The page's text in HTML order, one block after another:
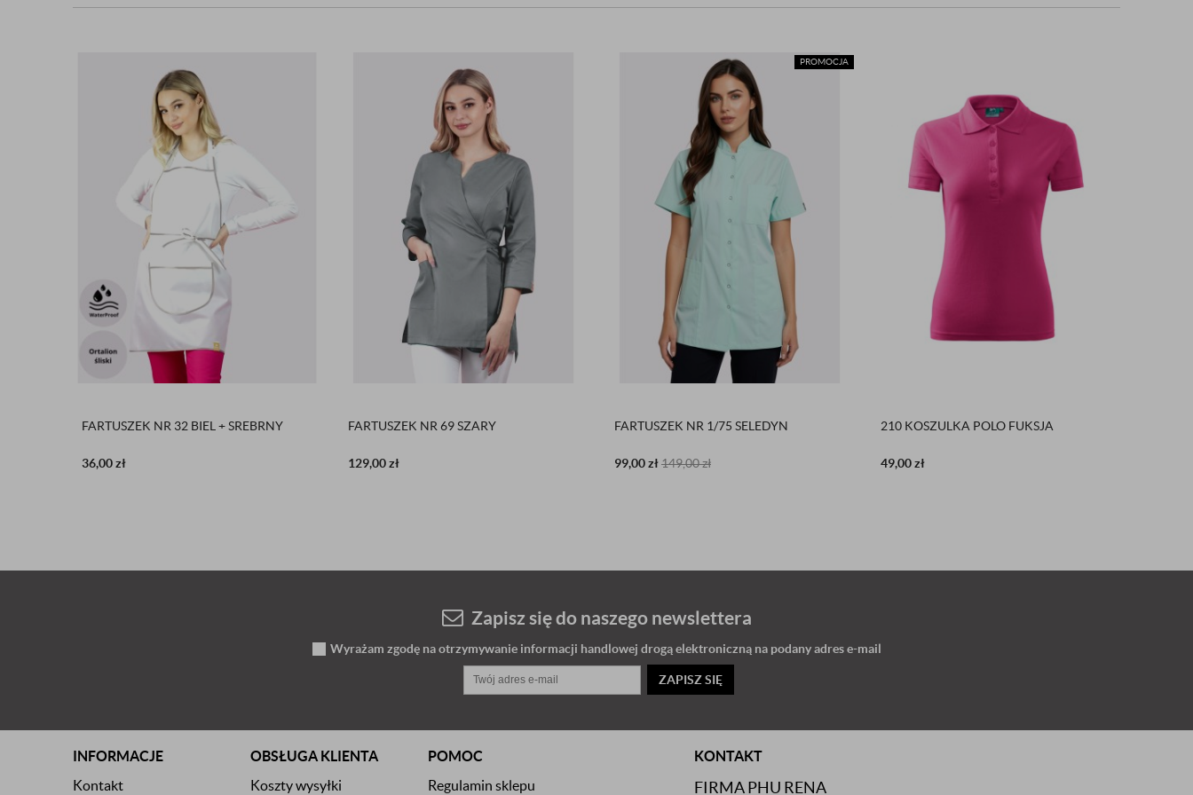
FARTUSZEK NR 32 BIEL + SREBRNY
36,00zł
FARTUSZEK NR 69 SZARY
129,00zł
PROMOCJA
FARTUSZEK NR 1/75 SELEDYN
99,00zł149,00zł
210 KOSZULKA POLO FUKSJA
49,00zł
Zapisz się do naszego newslettera
Wyrażam zgodę na otrzymywanie informacji handlowej drogą elektroniczną na podany adres e-mail
ZAPISZ SIĘ
INFORMACJE
Kontakt
OBSŁUGA KLIENTA
Koszty wysyłki
POMOC
Regulamin sklepu
KONTAKT
FIRMA PHU RENA